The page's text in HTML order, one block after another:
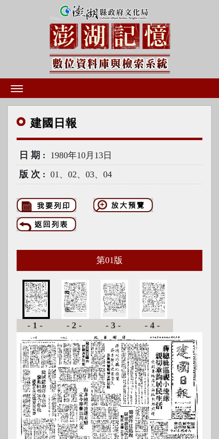
建國 日報
日期 1980年10月13日
版次 01、02、03、04
第01 版
-1- -2- -3- -4-